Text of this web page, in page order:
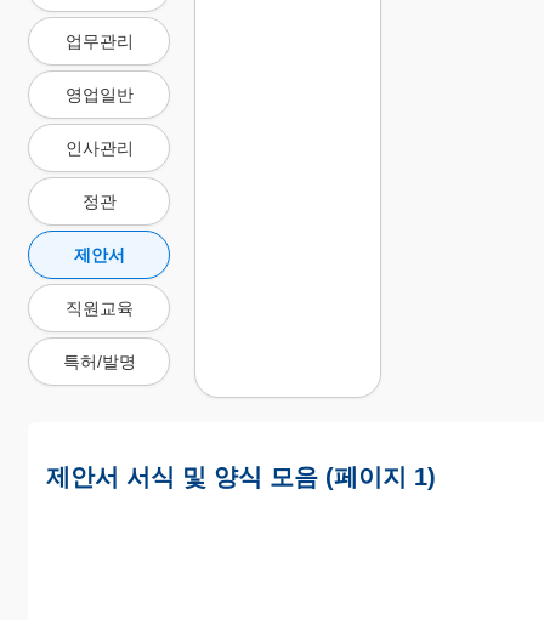
업무관리
영업일반
인사관리
정관
제안서
직원교육
특허/발명
제안서 서식 및 양식 모음 (페이지 1)